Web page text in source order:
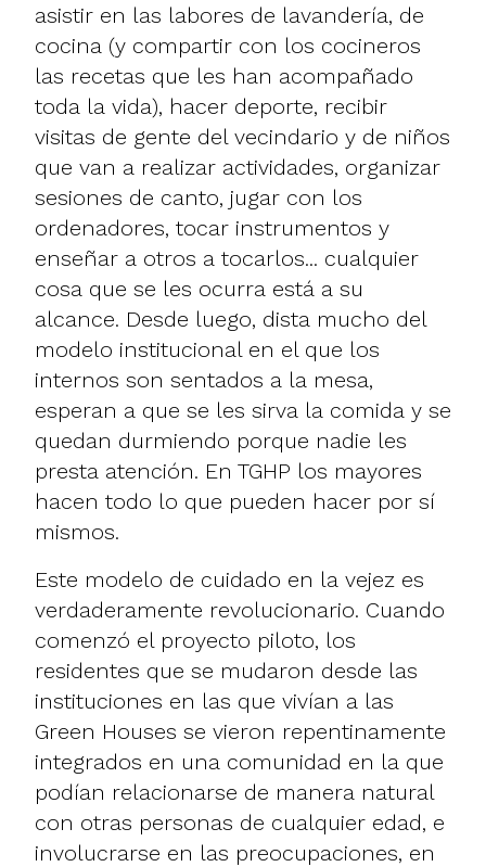
asistir en las labores de lavandería, de
cocina (y compartir con los cocineros
las recetas que les han acompañado
toda la vida), hacer deporte, recibir
visitas de gente del vecindario y de niños
que van a realizar actividades, organizar
sesiones de canto, jugar con los
ordenadores, tocar instrumentos y
enseñar a otros a tocarlos... cualquier
cosa que se les ocurra está a su
alcance. Desde luego, dista mucho del
modelo institucional en el que los
internos son sentados a la mesa,
esperan a que se les sirva la comida y se
quedan durmiendo porque nadie les
presta atención. En TGHP los mayores
hacen todo lo que pueden hacer por sí
mismos.
Este modelo de cuidado en la vejez es
verdaderamente revolucionario. Cuando
comenzó el proyecto piloto, los
residentes que se mudaron desde las
instituciones en las que vivían a las
Green Houses se vieron repentinamente
integrados en una comunidad en la que
podían relacionarse de manera natural
con otras personas de cualquier edad, e
involucrarse en las preocupaciones, en